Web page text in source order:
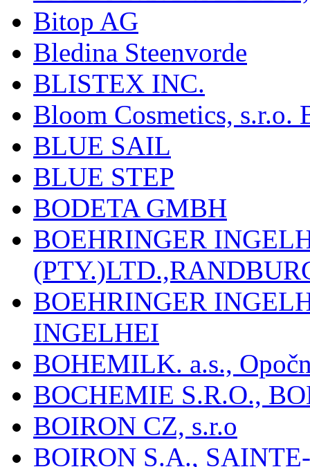
Bitop AG
Bledina Steenvorde
BLISTEX INC.
Bloom Cosmetics, s.r.o.
BLUE SAIL
BLUE STEP
BODETA GMBH
BOEHRINGER
BOEHRINGER
INGELHEI
BOHEMILK. a.s.,
BOCHEMIE S.R.O.,
BOIRON CZ, s.r.o
BOIRON S.A.,